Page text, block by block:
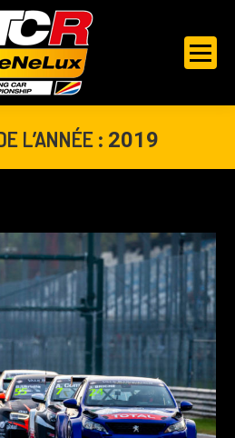
L’ANNÉE : 2019
Vous êtes ici :